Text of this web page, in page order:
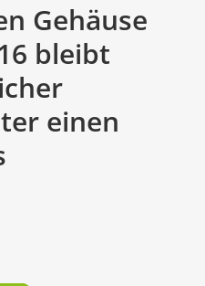
Gehäuse
bleibt
einen